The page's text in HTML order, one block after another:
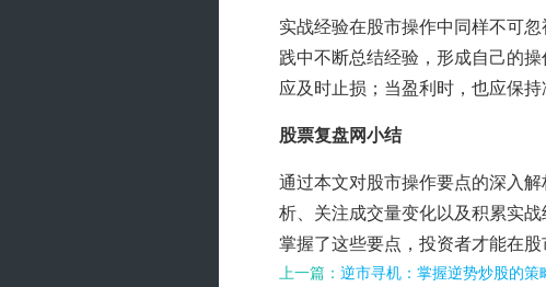
实战经验在股市操作中同样不可
践中不断总结经验，形成自己的
应及时止损；当盈利时，也应保持
股票复盘网小结
通过本文对股市操作要点的深入
析、关注成交量变化以及积累实
掌握了这些要点，投资者才能在
上一篇： 逆市寻机：掌握逆势炒股的策